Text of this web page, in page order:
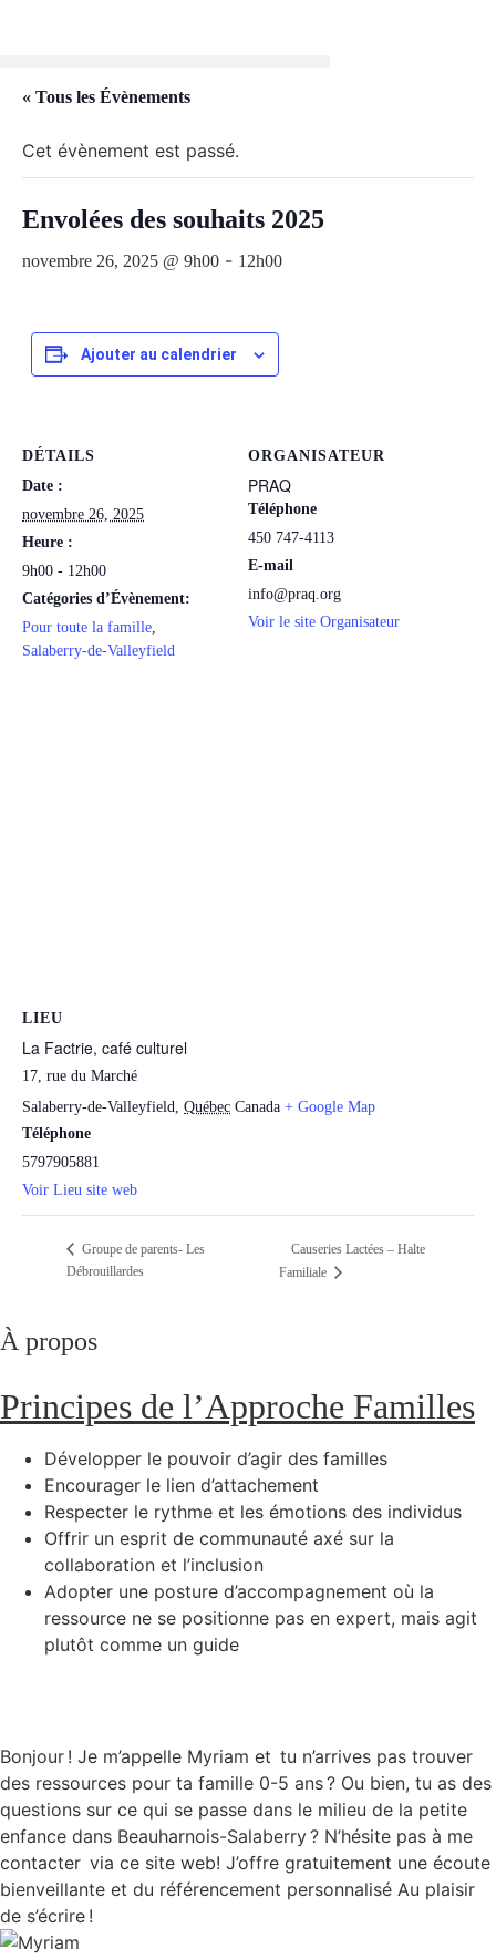
« Tous les Évènements
Cet évènement est passé.
Envolées des souhaits 2025
novembre 26, 2025 @ 9h00 - 12h00
Ajouter au calendrier
DÉTAILS
Date :
novembre 26, 2025
Heure :
9h00 - 12h00
Catégories d’Évènement:
Pour toute la famille,
Salaberry-de-Valleyfield
ORGANISATEUR
PRAQ
Téléphone
450 747-4113
E-mail
info@praq.org
Voir le site Organisateur
LIEU
La Factrie, café culturel
17, rue du Marché
Salaberry-de-Valleyfield, Québec Canada + Google Map
Téléphone
5797905881
Voir Lieu site web
Groupe de parents- Les
Débrouillardes
Causeries Lactées – Halte
Familiale
À propos
Principes de l’Approche Familles
Développer le pouvoir d’agir des familles
Encourager le lien d’attachement
Respecter le rythme et les émotions des individus
Offrir un esprit de communauté axé sur la
collaboration et l’inclusion
Adopter une posture d’accompagnement où la
ressource ne se positionne pas en expert, mais agit
plutôt comme un guide
Bonjour ! Je m’appelle Myriam et tu n’arrives pas trouver
des ressources pour ta famille 0-5 ans ? Ou bien, tu as des
questions sur ce qui se passe dans le milieu de la petite
enfance dans Beauharnois-Salaberry ? N’hésite pas à me
contacter via ce site web! J’offre gratuitement une écoute
bienveillante et du référencement personnalisé Au plaisir
de s’écrire !